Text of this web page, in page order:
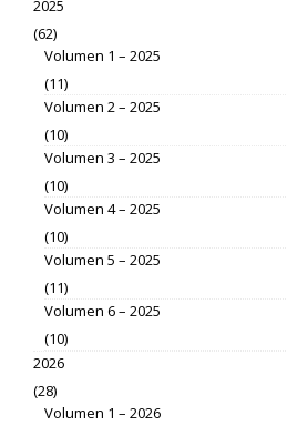
2025
(62)
Volumen 1 – 2025
(11)
Volumen 2 – 2025
(10)
Volumen 3 – 2025
(10)
Volumen 4 – 2025
(10)
Volumen 5 – 2025
(11)
Volumen 6 – 2025
(10)
2026
(28)
Volumen 1 – 2026